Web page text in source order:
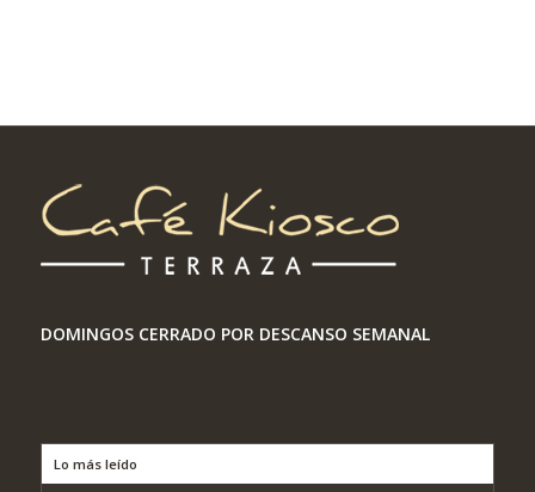
DOMINGOS CERRADO POR DESCANSO SEMANAL
Lo más leído